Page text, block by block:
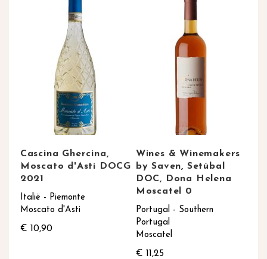
Cascina Ghercina,
Moscato d'Asti DOCG
2021
Italië - Piemonte
Moscato d'Asti
€ 10,90
Wines & Winemakers
by Saven, Setúbal
DOC, Dona Helena
Moscatel 0
Portugal - Southern
Portugal
Moscatel
€ 11,25